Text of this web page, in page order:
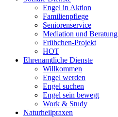
Engel in Aktion
Familienpflege
Seniorenservice
Mediation und Beratung
Frühchen-Projekt
HOT
Ehrenamtliche Dienste
Willkommen
Engel werden
Engel suchen
Engel sein bewegt
Work & Study
Naturheilpraxen